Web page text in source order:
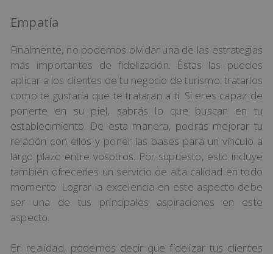
Empatía
Finalmente, no podemos olvidar una de las estrategias
más importantes de fidelización. Éstas las puedes
aplicar a los clientes de tu negocio de turismo: tratarlos
como te gustaría que te trataran a ti. Si eres capaz de
ponerte en su piel, sabrás lo que buscan en tu
establecimiento. De esta manera, podrás mejorar tu
relación con ellos y poner las bases para un vínculo a
largo plazo entre vosotros. Por supuesto, esto incluye
también ofrecerles un servicio de alta calidad en todo
momento. Lograr la excelencia en este aspecto debe
ser una de tus principales aspiraciones en este
aspecto.
En realidad, podemos decir que fidelizar tus clientes